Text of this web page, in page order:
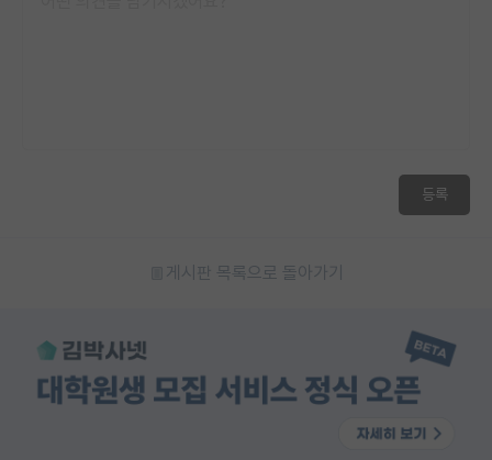
등록
게시판 목록으로 돌아가기